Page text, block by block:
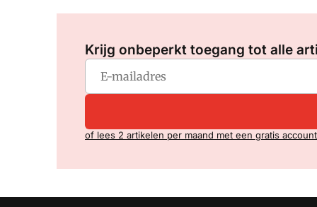
Krijg onbeperkt toegang tot alle
of lees 2 artikelen per maand met een gratis account